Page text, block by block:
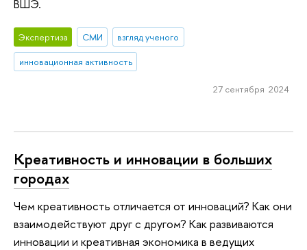
ВШЭ.
Экспертиза СМИ
взгляд ученого
инновационная активность
27 сентября 2024
Креативность и инновации в больших
городах
Чем креативность отличается от инноваций? Как они
взаимодействуют друг с другом? Как развиваются
инновации и креативная экономика в ведущих